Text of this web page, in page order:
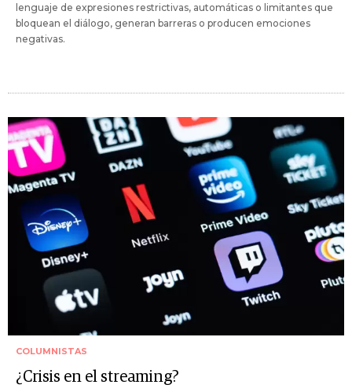
lenguaje de expresiones restrictivas, automáticas o limitantes que
bloquean el diálogo, generan barreras o producen emociones
negativas.
COLUMNISTAS
¿Crisis en el streaming?